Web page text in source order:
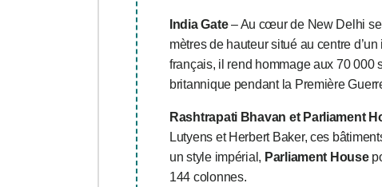
India Gate– Au cœur de New Delhi
mètres de hauteur situé au centre
français, il rend hommage aux 70 000
britannique pendant la Première
Rashtrapati Bhavan et Parliament
Lutyens et Herbert Baker, ces
un style impérial, Parliament House
144 colonnes.